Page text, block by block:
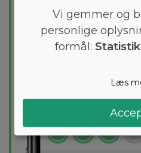
holder dig
PRØV
Vi gemmer og
personlige
formål:
Læs